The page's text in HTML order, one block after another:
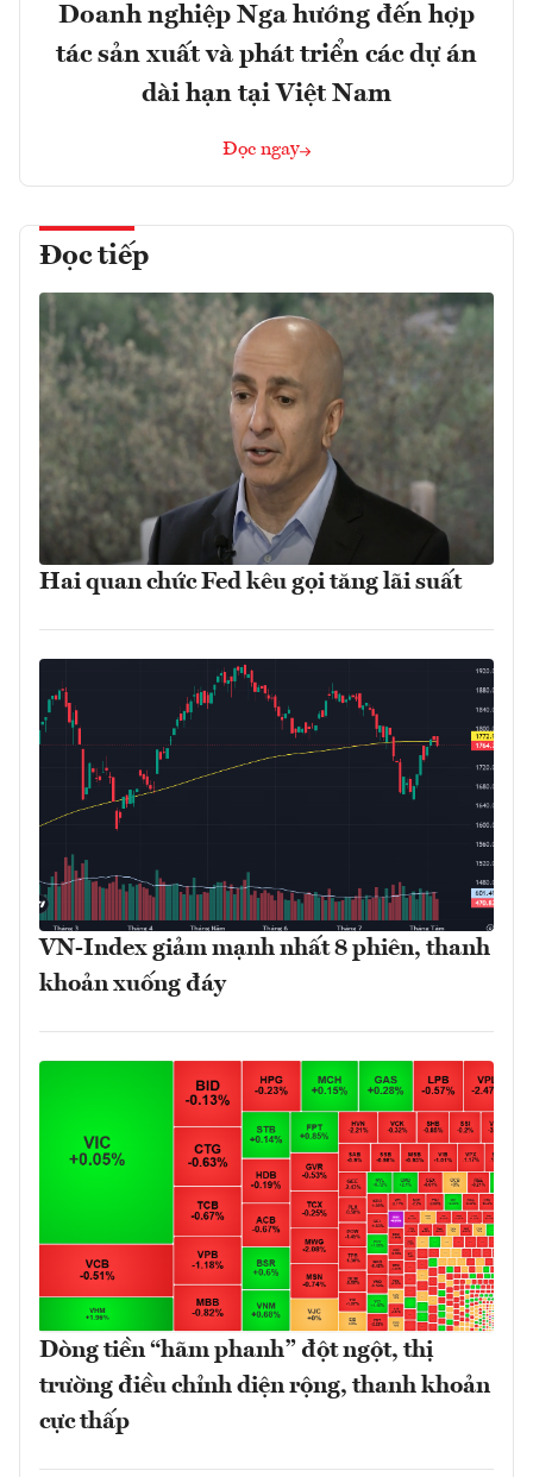
Doanh nghiệp Nga hướng đến hợp
tác sản xuất và phát triển các dự án
dài hạn tại Việt Nam
Đọc ngay
Đọc tiếp
Hai quan chức Fed kêu gọi tăng lãi suất
VN-Index giảm mạnh nhất 8 phiên, thanh
khoản xuống đáy
Dòng tiền “hãm phanh” đột ngột, thị
trường điều chỉnh diện rộng, thanh khoản
cực thấp